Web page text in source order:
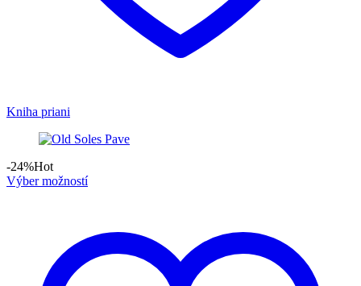
Kniha priani
-24%Hot
Výber možností